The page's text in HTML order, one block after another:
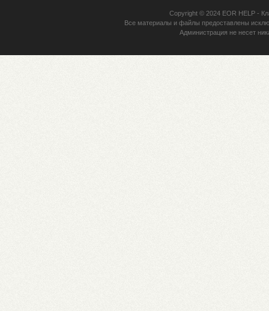
Copyright © 2024 EOR HELP-
Все материалы и файлы предоставлены
Администрация не несет